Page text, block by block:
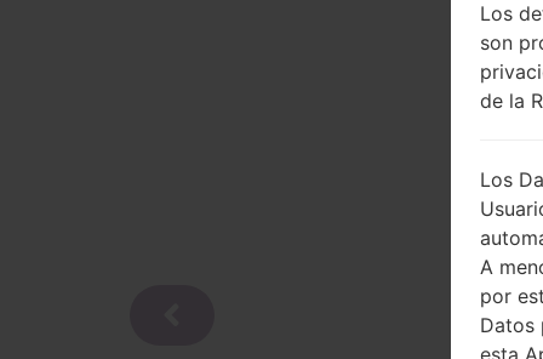
Los
son
de la
Los
A
por
Datos
esta